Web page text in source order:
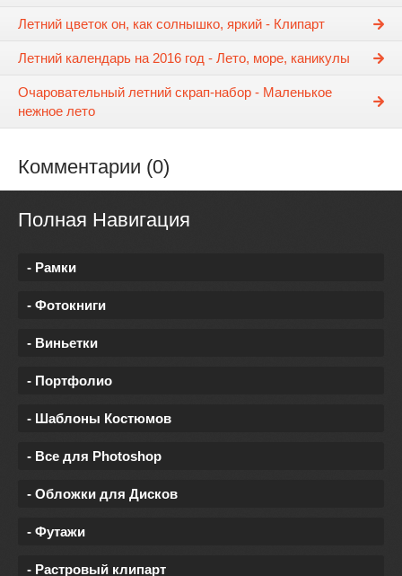
Летний цветок он, как солнышко, яркий - Клипарт
Летний календарь на 2016 год - Лето, море, каникулы
Очаровательный летний скрап-набор - Маленькое
нежное лето
Комментарии (0)
Полная Навигация
- Рамки
- Фотокниги
- Виньетки
- Портфолио
- Шаблоны Костюмов
- Все для Photoshop
- Обложки для Дисков
- Футажи
- Растровый клипарт